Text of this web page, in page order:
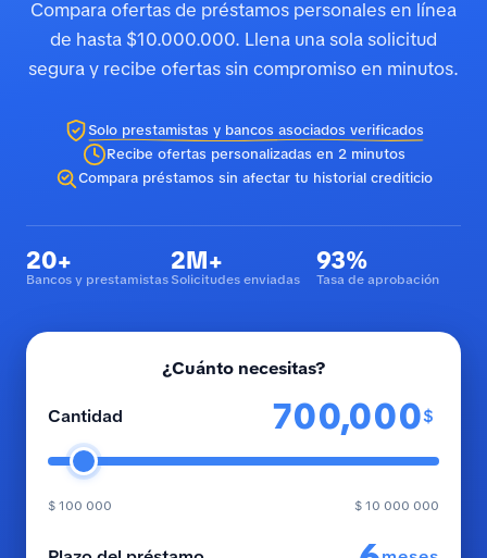
Compara ofertas de préstamos personales en línea
de hasta $10.000.000. Llena una sola solicitud
segura y recibe ofertas sin compromiso en minutos.
Solo prestamistas y bancos asociados verificados
Recibe ofertas personalizadas en 2 minutos
Compara préstamos sin afectar tu historial crediticio
20+
Bancos y prestamistas
2M+
Solicitudes enviadas
93%
Tasa de aprobación
¿Cuánto necesitas?
Cantidad $
$ 100 000 $ 10 000 000